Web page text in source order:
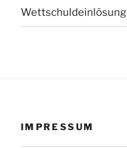
Wettschuldeinlösung
IMPRESSUM